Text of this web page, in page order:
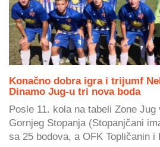
Konačno dobra igra i trijumf
Dinamo Jug-u tri nova boda
Posle 11. kola na tabeli Zone
Gornjeg Stopanja (Stopanjčani
sa 25 bodova, a OFK Topličanin i